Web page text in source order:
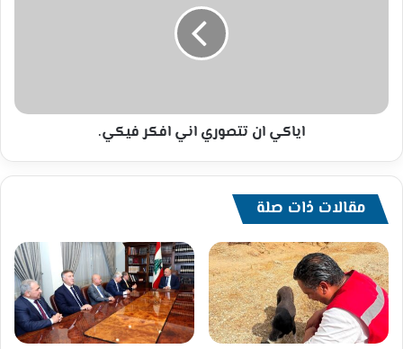
اياكي ان تتصوري اني افكر فيكي.
مقالات ذات صلة